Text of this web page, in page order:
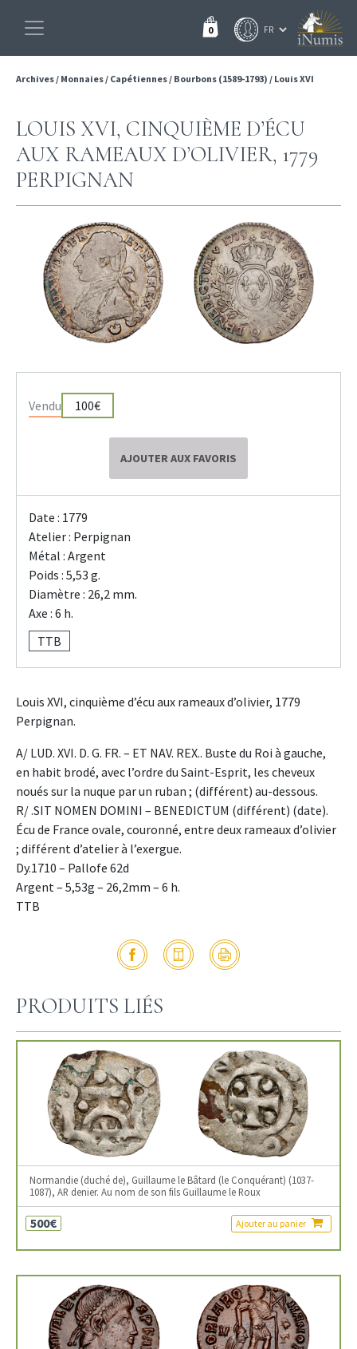
0
Archives/ Monnaies/ Capétiennes/ Bourbons (1589-1793) / Louis XVI
LOUIS XVI, CINQUIÈME D’ÉCU
AUX RAMEAUX D’OLIVIER, 1779
PERPIGNAN
Vendu 100€
AJOUTER AUX FAVORIS
Date : 1779
Atelier : Perpignan
Métal : Argent
Poids : 5,53 g.
Diamètre : 26,2 mm.
Axe : 6 h.
TTB
Louis XVI, cinquième d’écu aux rameaux d’olivier, 1779
Perpignan.
A/ LUD. XVI. D. G. FR. – ET NAV. REX.. Buste du Roi à gauche,
en habit brodé, avec l’ordre du Saint-Esprit, les cheveux
noués sur la nuque par un ruban ; (différent) au-dessous.
R/ .SIT NOMEN DOMINI – BENEDICTUM (différent) (date).
Écu de France ovale, couronné, entre deux rameaux d’olivier
; différent d’atelier à l’exergue.
Dy.1710 – Pallofe 62d
Argent – 5,53g – 26,2mm – 6 h.
TTB
PRODUITS LIÉS
Normandie (duché de), Guillaume le Bâtard (le Conquérant) (1037-
1087), AR denier. Au nom de son fils Guillaume le Roux
500€ Ajouter au panier